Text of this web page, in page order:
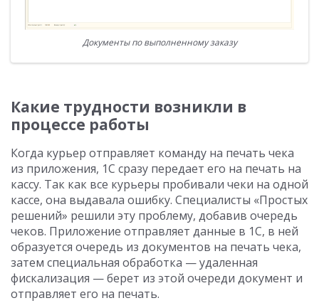
Документы по выполненному заказу
Какие трудности возникли в
процессе работы
Когда курьер отправляет команду на печать чека
из приложения, 1С сразу передает его на печать на
кассу. Так как все курьеры пробивали чеки на одной
кассе, она выдавала ошибку. Специалисты «Простых
решений» решили эту проблему, добавив очередь
чеков. Приложение отправляет данные в 1С, в ней
образуется очередь из документов на печать чека,
затем специальная обработка — удаленная
фискализация — берет из этой очереди документ и
отправляет его на печать.